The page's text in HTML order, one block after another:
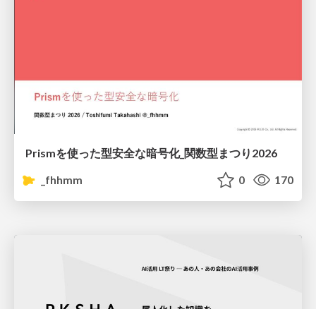
Prismを使った型安全な暗号化_関数型まつり2026
_fhhmm
0 170